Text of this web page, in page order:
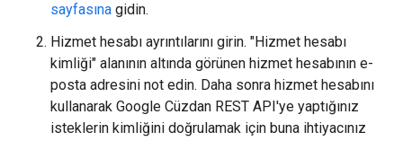
sayfasına gidin.
Hizmet hesabı ayrıntılarını girin. "Hizmet hesabı
kimliği" alanının altında görünen hizmet hesabının e-
posta adresini not edin. Daha sonra hizmet hesabını
kullanarak Google Cüzdan REST API'ye yaptığınız
isteklerin kimliğini doğrulamak için buna ihtiyacınız